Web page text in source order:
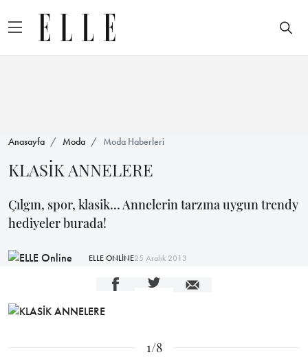
Anasayfa Moda Moda Haberleri
KLASİK ANNELERE
Çılgın, spor, klasik… Annelerin tarzına uygun trendy
hediyeler burada!
ELLE ONLİNE25 Aralık 2013
1/8